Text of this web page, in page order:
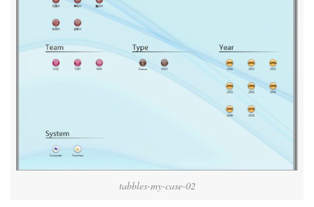
tabbles-my-case-02